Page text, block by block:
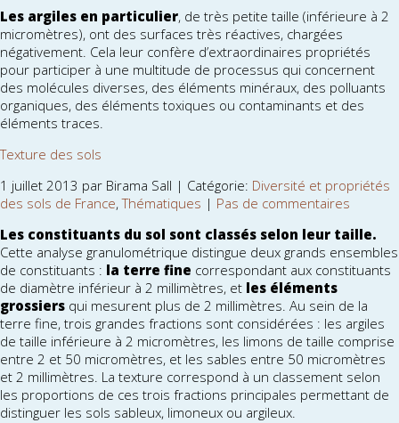
Les argiles en particulier, de très petite taille (inférieure à 2
micromètres), ont des surfaces très réactives, chargées
négativement. Cela leur confère d’extraordinaires propriétés
pour participer à une multitude de processus qui concernent
des molécules diverses, des éléments minéraux, des polluants
organiques, des éléments toxiques ou contaminants et des
éléments traces.
Texture des sols
1 juillet 2013 par Birama Sall | Catégorie: Diversité et propriétés
des sols de France,Thématiques | Pas de commentaires
Les constituants du sol sont classés selon leur taille.
Cette analyse granulométrique distingue deux grands ensembles
de constituants : la terre fine correspondant aux constituants
de diamètre inférieur à 2 millimètres, et les éléments
grossiers qui mesurent plus de 2 millimètres. Au sein de la
terre fine, trois grandes fractions sont considérées : les argiles
de taille inférieure à 2 micromètres, les limons de taille comprise
entre 2 et 50 micromètres, et les sables entre 50 micromètres
et 2 millimètres. La texture correspond à un classement selon
les proportions de ces trois fractions principales permettant de
distinguer les sols sableux, limoneux ou argileux.